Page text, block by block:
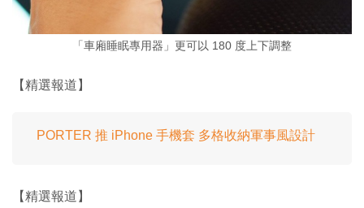
「車廂睡眠專用器」更可以 180 度上下調整
【精選報道】
PORTER 推 iPhone 手機套 多格收納軍事風設計
【精選報道】